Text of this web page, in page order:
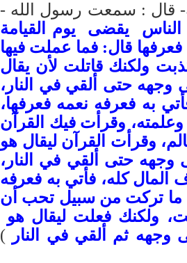
: سمعت رسول الله -
‏يقضى ‏ ‏يوم القيامة
قال: فما عملت فيها
ولكنك قاتلت لأن يقال
حتى ألقي في النار،
به فعرفه نعمه فعرفها،
وقرأت فيك القرآن
وقرأت القرآن ليقال هو
حتى ألقي في النار،
كله، فأتي به فعرفه
ما تركت من سبيل تحب أن
ولكنك فعلت ليقال هو
ثم ألقي في النار )